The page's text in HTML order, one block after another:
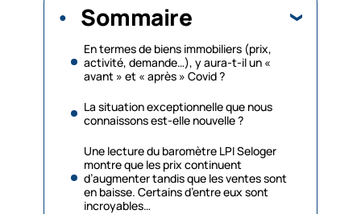
Sommaire
En termes de biens immobiliers (prix,
activité, demande…), y aura-t-il un «
avant » et « après » Covid ?
La situation exceptionnelle que nous
connaissons est-elle nouvelle ?
Une lecture du baromètre LPI Seloger
montre que les prix continuent
d’augmenter tandis que les ventes sont
en baisse. Certains d’entre eux sont
incroyables…